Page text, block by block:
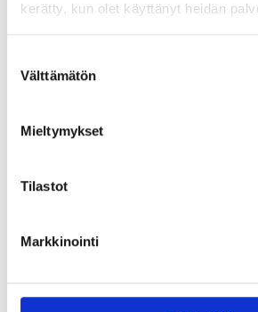
kerätty, kun olet käyttänyt heidän
valinta
Välttämätön
Mieltymykset
Tilastot
Markkinointi
agentti vaan paras